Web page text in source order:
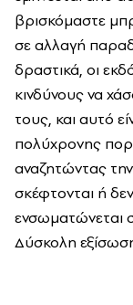
βρισκόμαστε
σε αλλαγή
δραστικά, οι
κινδύνους να
τους, και αυτό
πολύχρονης
αναζητώντας
σκέφτονται ή
ενσωματώνεται
Δύσκολη